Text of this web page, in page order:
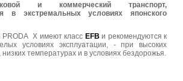
и коммерческий транспорт,
в экстремальных условиях японского
PRODA X имеют класс EFB и рекомендуются к
условиях эксплуатации, - при высоких
низких температурах и в условиях бездорожья.